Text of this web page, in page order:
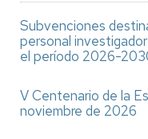
Subvenciones
personal
el período 2026-
V Centenario de la
noviembre de 2026